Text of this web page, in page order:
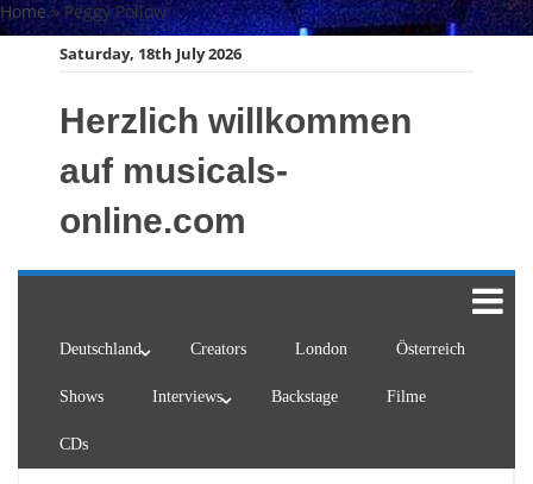
Skip
to
Home» Peggy Pollow
Saturday, 18th July 2026
Herzlich willkommen
auf musicals-
online.com
Deutschland Creators London Österreich
Shows Interviews Backstage Filme
CDs